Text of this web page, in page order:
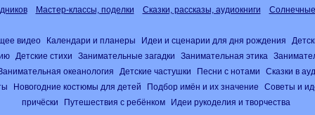
Мастер-классы, поделки Сказки, рассказы, аудиокниги
видео Календари и планеры Идеи и сценарии для дня рождения
Детские стихи Занимательные загадки Занимательная этика
океанология
Детские частушки Песни с нотами
Сказки в
Новогодние костюмы для детей Подбор имён и их значение
Советы и
причёски
Путешествия с ребёнком Идеи рукоделия и творчества